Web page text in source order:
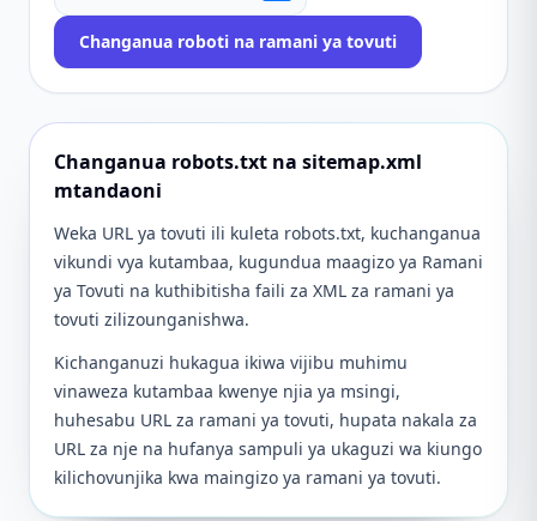
Changanua roboti na ramani ya tovuti
Changanua robots.txt na sitemap.xml
mtandaoni
Weka URL ya tovuti ili kuleta robots.txt, kuchanganua
vikundi vya kutambaa, kugundua maagizo ya Ramani
ya Tovuti na kuthibitisha faili za XML za ramani ya
tovuti zilizounganishwa.
Kichanganuzi hukagua ikiwa vijibu muhimu
vinaweza kutambaa kwenye njia ya msingi,
huhesabu URL za ramani ya tovuti, hupata nakala za
URL za nje na hufanya sampuli ya ukaguzi wa kiungo
kilichovunjika kwa maingizo ya ramani ya tovuti.